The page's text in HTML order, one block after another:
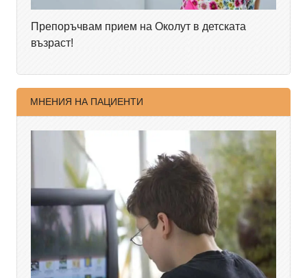
Препоръчвам прием на Околут в детската
възраст!
МНЕНИЯ НА ПАЦИЕНТИ